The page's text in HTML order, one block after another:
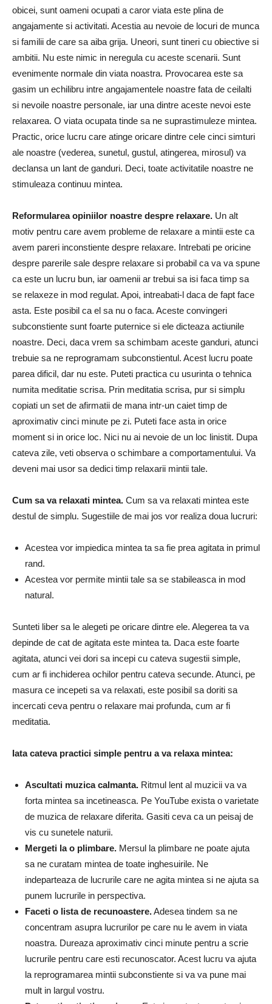
obicei, sunt oameni ocupati a caror viata este plina de
angajamente si activitati. Acestia au nevoie de locuri de munca
si familii de care sa aiba grija. Uneori, sunt tineri cu obiective si
ambitii. Nu este nimic in neregula cu aceste scenarii. Sunt
evenimente normale din viata noastra. Provocarea este sa
gasim un echilibru intre angajamentele noastre fata de ceilalti
si nevoile noastre personale, iar una dintre aceste nevoi este
relaxarea. O viata ocupata tinde sa ne suprastimuleze mintea.
Practic, orice lucru care atinge oricare dintre cele cinci simturi
ale noastre (vederea, sunetul, gustul, atingerea, mirosul) va
declansa un lant de ganduri. Deci, toate activitatile noastre ne
stimuleaza continuu mintea.
Reformularea opiniilor noastre despre relaxare. Un alt
motiv pentru care avem probleme de relaxare a mintii este ca
avem pareri inconstiente despre relaxare. Intrebati pe oricine
despre parerile sale despre relaxare si probabil ca va va spune
ca este un lucru bun, iar oamenii ar trebui sa isi faca timp sa
se relaxeze in mod regulat. Apoi, intreabati-l daca de fapt face
asta. Este posibil ca el sa nu o faca. Aceste convingeri
subconstiente sunt foarte puternice si ele dicteaza actiunile
noastre. Deci, daca vrem sa schimbam aceste ganduri, atunci
trebuie sa ne reprogramam subconstientul. Acest lucru poate
parea dificil, dar nu este. Puteti practica cu usurinta o tehnica
numita meditatie scrisa. Prin meditatia scrisa, pur si simplu
copiati un set de afirmatii de mana intr-un caiet timp de
aproximativ cinci minute pe zi. Puteti face asta in orice
moment si in orice loc. Nici nu ai nevoie de un loc linistit. Dupa
cateva zile, veti observa o schimbare a comportamentului. Va
deveni mai usor sa dedici timp relaxarii mintii tale.
Cum sa va relaxati mintea. Cum sa va relaxati mintea este
destul de simplu. Sugestiile de mai jos vor realiza doua lucruri:
Acestea vor impiedica mintea ta sa fie prea agitata in primul
rand.
Acestea vor permite mintii tale sa se stabileasca in mod
natural.
Sunteti liber sa le alegeti pe oricare dintre ele. Alegerea ta va
depinde de cat de agitata este mintea ta. Daca este foarte
agitata, atunci vei dori sa incepi cu cateva sugestii simple,
cum ar fi inchiderea ochilor pentru cateva secunde. Atunci, pe
masura ce incepeti sa va relaxati, este posibil sa doriti sa
incercati ceva pentru o relaxare mai profunda, cum ar fi
meditatia.
Iata cateva practici simple pentru a va relaxa mintea:
Ascultati muzica calmanta. Ritmul lent al muzicii va va
forta mintea sa incetineasca. Pe YouTube exista o varietate
de muzica de relaxare diferita. Gasiti ceva ca un peisaj de
vis cu sunetele naturii.
Mergeti la o plimbare. Mersul la plimbare ne poate ajuta
sa ne curatam mintea de toate inghesuirile. Ne
indeparteaza de lucrurile care ne agita mintea si ne ajuta sa
punem lucrurile in perspectiva.
Faceti o lista de recunoastere.Adesea tindem sa ne
concentram asupra lucrurilor pe care nu le avem in viata
noastra. Dureaza aproximativ cinci minute pentru a scrie
lucrurile pentru care esti recunoscator. Acest lucru va ajuta
la reprogramarea mintii subconstiente si va va pune mai
mult in largul vostru.